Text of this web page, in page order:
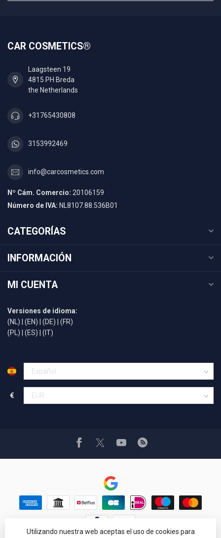
CAR COSMETICS®
Laagsteen 19
4815 PH Breda
the Netherlands
+31765430808
3153992469
info@carcosmetics.com
Nº Cám. Comercio: 20106159
Número de IVA: NL8107.88.536B01
CATEGORÍAS
INFORMACIÓN
MI CUENTA
Versiones de idioma:
(NL)
(EN) (DE)
(FR)
(PL)
(ES) (IT)
€
Utilizando nuestra web aceptas el uso de cookies para